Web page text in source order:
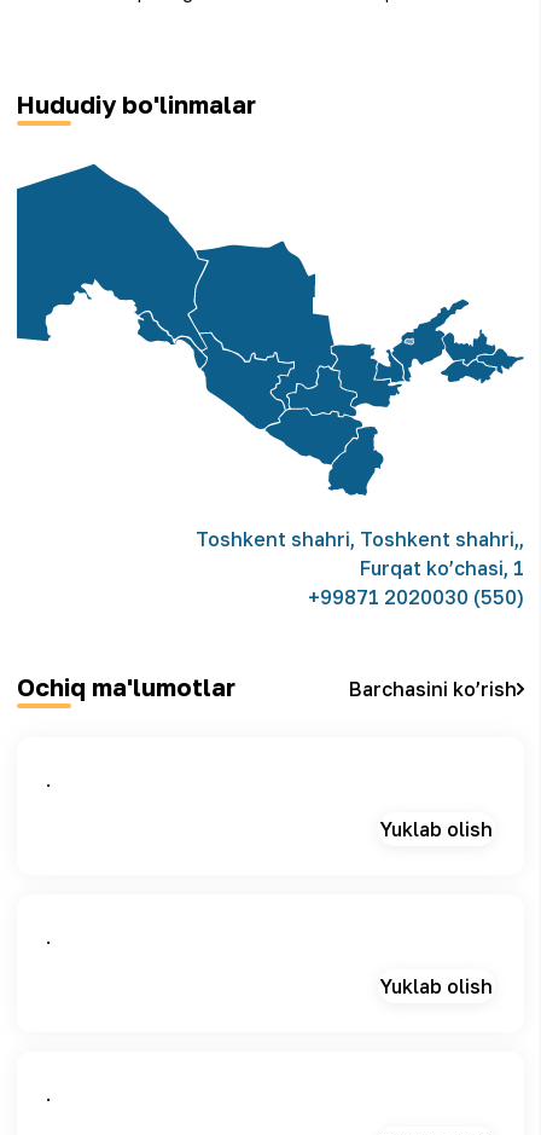
Hududiy bo'linmalar
Toshkent shahri, Toshkent shahri,,
Furqat ko’chasi, 1
+99871 2020030 (550)
Ochiq ma'lumotlar Barchasini ko’rish
.
Yuklab olish
.
Yuklab olish
.